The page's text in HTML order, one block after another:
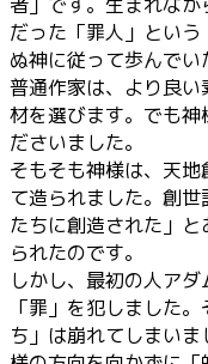
だった「罪人」とい
ぬ神に従って歩んでい
普通作家は、より良
材を選びます。でも神
ださいました。
そもそも神様は、天
て造られました。創
たちに創造された」
られたのです。
しかし、最初の人ア
「罪」を犯しました
ち」は崩れてしまい